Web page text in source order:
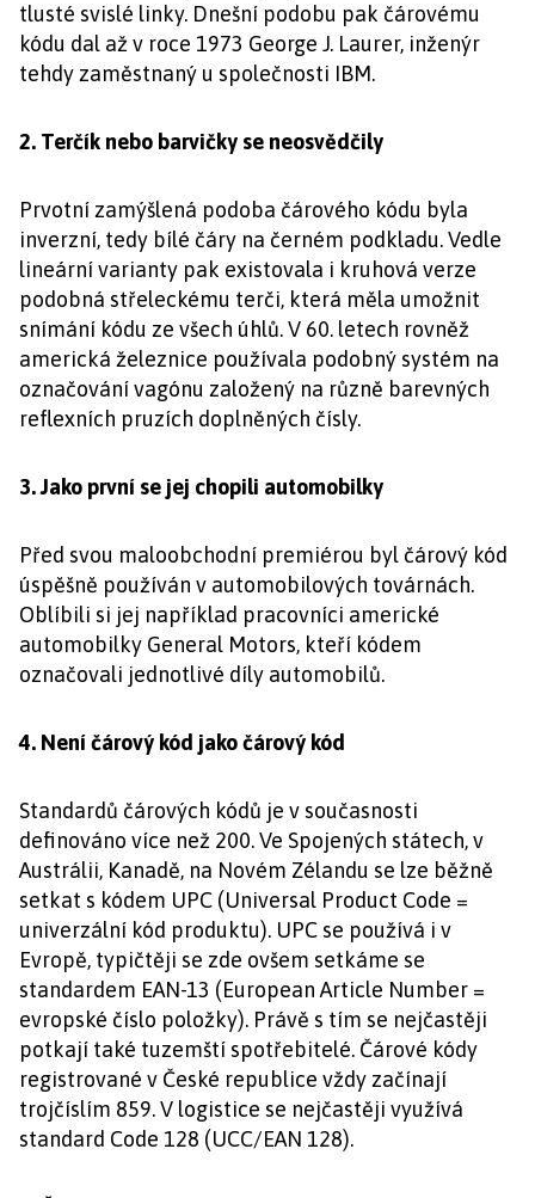
tlusté svislé linky. Dnešní podobu pak čárovému
kódu dal až v roce 1973 George J. Laurer, inženýr
tehdy zaměstnaný u společnosti IBM.
2. Terčík nebo barvičky se neosvědčily
Prvotní zamýšlená podoba čárového kódu byla
inverzní, tedy bílé čáry na černém podkladu. Vedle
lineární varianty pak existovala i kruhová verze
podobná střeleckému terči, která měla umožnit
snímání kódu ze všech úhlů. V 60. letech rovněž
americká železnice používala podobný systém na
označování vagónu založený na různě barevných
reflexních pruzích doplněných čísly.
3. Jako první se jej chopili automobilky
Před svou maloobchodní premiérou byl čárový kód
úspěšně používán v automobilových továrnách.
Oblíbili si jej například pracovníci americké
automobilky General Motors, kteří kódem
označovali jednotlivé díly automobilů.
4. Není čárový kód jako čárový kód
Standardů čárových kódů je v současnosti
definováno více než 200. Ve Spojených státech, v
Austrálii, Kanadě, na Novém Zélandu se lze běžně
setkat s kódem UPC (Universal Product Code =
univerzální kód produktu). UPC se používá i v
Evropě, typičtěji se zde ovšem setkáme se
standardem EAN-13 (European Article Number =
evropské číslo položky). Právě s tím se nejčastěji
potkají také tuzemští spotřebitelé. Čárové kódy
registrované v České republice vždy začínají
trojčíslím 859. V logistice se nejčastěji využívá
standard Code 128 (UCC/EAN 128).